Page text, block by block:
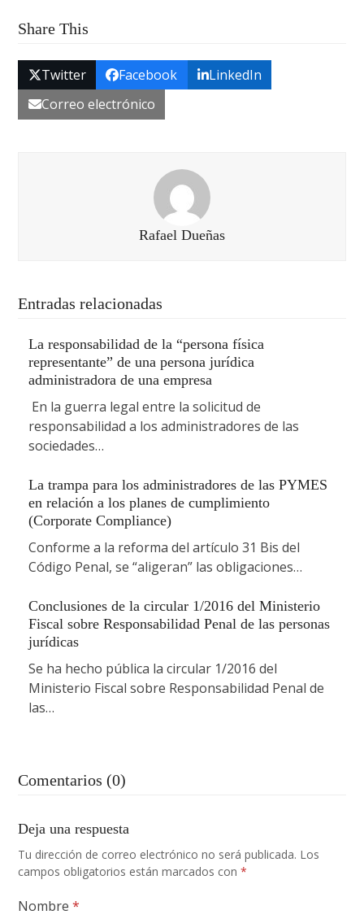
Share This
Twitter Facebook
LinkedIn
Correo electrónico
Rafael Dueñas
Entradas relacionadas
La responsabilidad de la “persona física
representante” de una persona jurídica
administradora de una empresa
En la guerra legal entre la solicitud de
responsabilidad a los administradores de las
sociedades…
La trampa para los administradores de las PYMES
en relación a los planes de cumplimiento
(Corporate Compliance)
Conforme a la reforma del artículo 31 Bis del
Código Penal, se “aligeran” las obligaciones…
Conclusiones de la circular 1/2016 del Ministerio
Fiscal sobre Responsabilidad Penal de las personas
jurídicas
Se ha hecho pública la circular 1/2016 del
Ministerio Fiscal sobre Responsabilidad Penal de
las…
Comentarios (0)
Deja una respuesta
Tu dirección de correo electrónico no será publicada. Los
campos obligatorios están marcados con*
Nombre*